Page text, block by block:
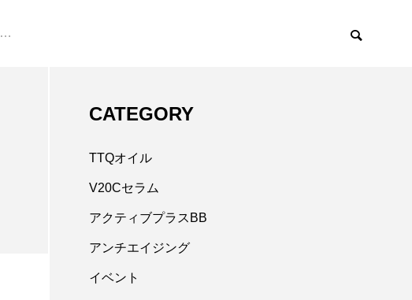
CATEGORY
TTQオイル
V20Cセラム
アクティブプラスBB
アンチエイジング
イベント